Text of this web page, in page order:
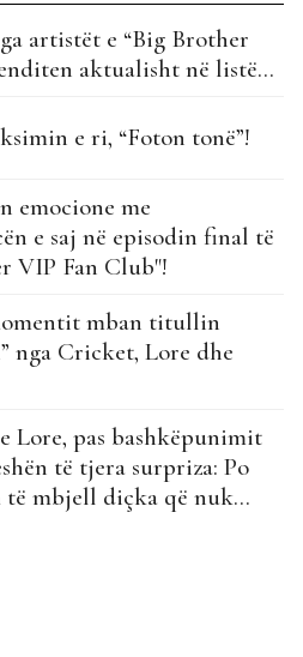
artistët e “Big Brother
aktualisht në listë…
e ri, “Foton tonë”!
emocione me
e saj në episodin final të
VIP Fan Club"!
mban titullin
nga Cricket, Lore dhe
Lore, pas bashkëpunimit
të tjera surpriza: Po
të mbjell diçka që nuk